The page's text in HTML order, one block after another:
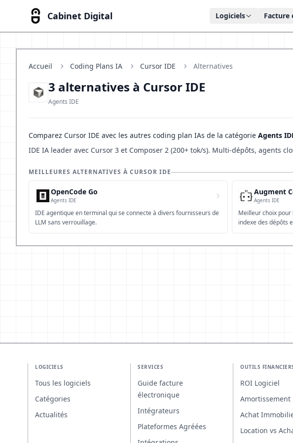
Cabinet Digital Logiciels Facture
Accueil Coding Plans IA Cursor IDE Alternatives
3 alternatives à Cursor IDE
Agents IDE
Comparez Cursor IDE avec les autres coding plan IAs de la catégorie Agents
IDE IA leader avec Cursor 3 et Composer 2 (200+ tok/s). Multi-dépôts, agents
MEILLEURES ALTERNATIVES À CURSOR IDE
OpenCode Go
Agents IDE
IDE agentique en terminal qui se connecte à divers fournisseurs de
LLM sans verrouillage.
Augment
Agents IDE
Meilleur choix pour
indexe des dépôts
LOGICIELS
Tous les logiciels
Catégories
Actualités
SERVICES
Guide facture
électronique
Intégrateurs
Plateformes Agréées
OUTILS
ROI Logiciel
Amortissement
Achat
Location vs